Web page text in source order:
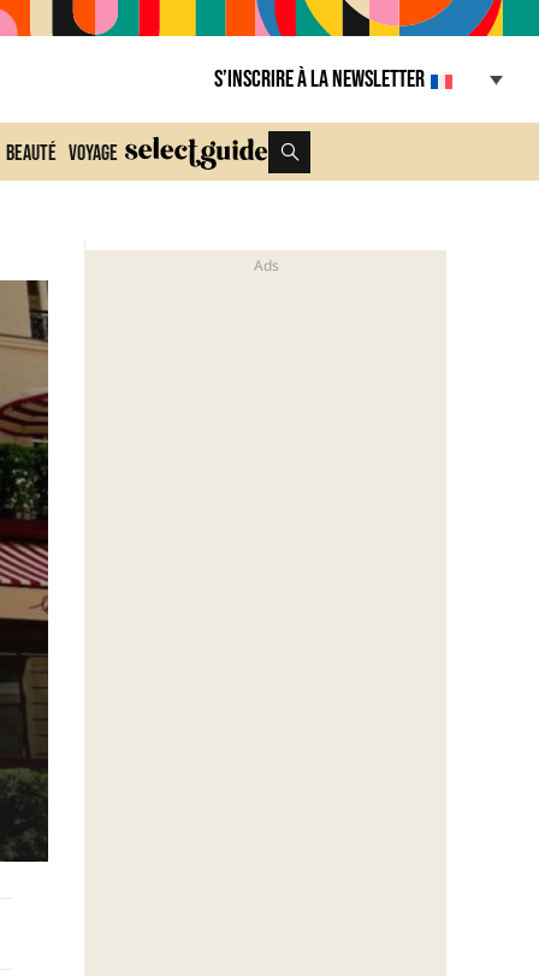
S’inscrire à la Newsletter
Beauté Voyage